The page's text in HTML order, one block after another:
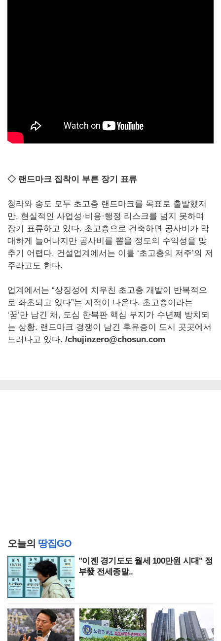
◇ 랜드마크 집착이 부른 장기 표류
청라와 송도 모두 초고층 랜드마크를 목표로 출발했지
만, 현실적인 사업성·비용·행정 리스크를 넘지 못하며
장기 표류하고 있다. 초고층으로 건축하면 공사비가 막
대하게 늘어나지만 공사비를 뽑을 정도의 수익성을 맞
추기 어렵다. 건설업계에서는 이를 ‘초고층의 저주’의 저
주라고도 한다.
업계에서는 “상징성에 치우친 초고층 개발이 반복적으
로 좌초되고 있다”는 지적이 나온다. 초고층이라는
‘꿈’만 남긴 채, 도심 한복판 핵심 부지가 수년째 방치되
는 상황. 랜드마크 경쟁이 남긴 후유증이 도시 곳곳에서
드러나고 있다. /chujinzero@chosun.com
오늘의 땅집GO
"이젠 경기도도 월세 100만원 시대" 정
부發 전세종말..